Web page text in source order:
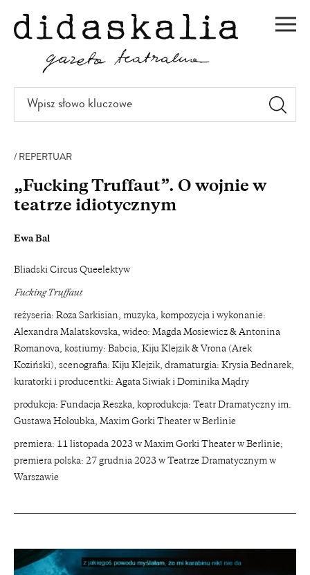
DO
TREŚCI
Wpisz
słowo
REPERTUAR
„Fucking Truffaut”. O wojnie w
teatrze idiotycznym
Ewa Bal
Bliadski Circus Queelektyw
Fucking Truffaut
reżyseria: Roza Sarkisian, muzyka, kompozycja i wykonanie:
Alexandra Malatskovska, wideo: Magda Mosiewicz & Antonina
Romanova, kostiumy: Babcia, Kiju Klejzik & Vrona (Arek
Koziński), scenografia: Kiju Klejzik, dramaturgia: Krysia Bednarek,
kuratorki i producentki: Agata Siwiak i Dominika Mądry
produkcja: Fundacja Reszka, koprodukcja: Teatr Dramatyczny im.
Gustawa Holoubka, Maxim Gorki Theater w Berlinie
premiera: 11 listopada 2023 w Maxim Gorki Theater w Berlinie;
premiera polska: 27 grudnia 2023 w Teatrze Dramatycznym w
Warszawie